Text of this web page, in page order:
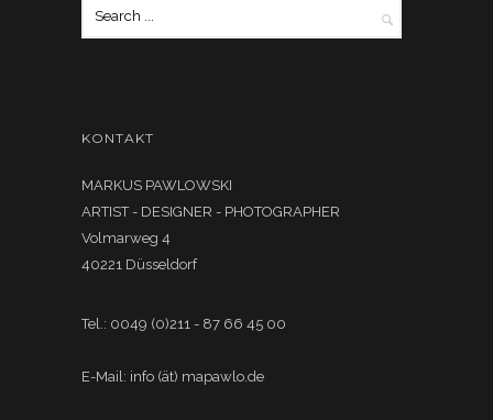
KONTAKT
MARKUS PAWLOWSKI
ARTIST - DESIGNER - PHOTOGRAPHER
Volmarweg 4
40221 Düsseldorf
Tel.: 0049 (0)211 - 87 66 45 00
E-Mail: info (ät) mapawlo.de